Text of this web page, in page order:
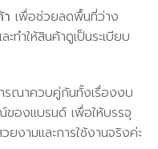
เพื่อช่วยลดพื้นที่ว่าง
ำให้สินค้าดูเป็นระเบียบ
รณาควบคู่กันทั้งเรื่องงบ
องแบรนด์ เพื่อให้บรรจุ
งามและการใช้งานจริงค่ะ